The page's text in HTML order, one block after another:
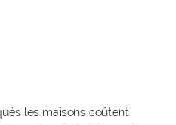
les maisons coûtent